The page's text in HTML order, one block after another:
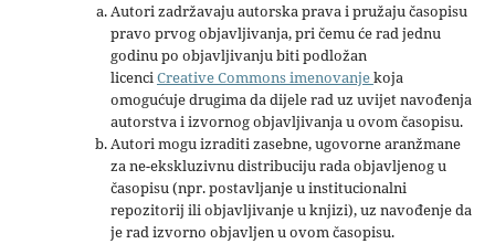
Autori zadržavaju autorska prava i pružaju časopisu
pravo prvog objavljivanja, pri čemu će rad jednu
godinu po objavljivanju biti podložan
licenciCreative Commons imenovanjekoja
omogućuje drugima da dijele rad uz uvijet navođenja
autorstva i izvornog objavljivanja u ovom časopisu.
Autori mogu izraditi zasebne, ugovorne aranžmane
za ne-ekskluzivnu distribuciju rada objavljenog u
časopisu (npr. postavljanje u institucionalni
repozitorij ili objavljivanje u knjizi), uz navođenje da
je rad izvorno objavljen u ovom časopisu.